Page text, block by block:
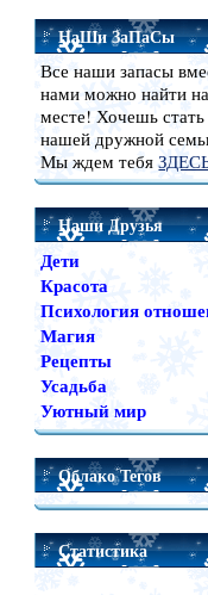
НаШи ЗаПаСы
Все наши запасы
нами можно найти
месте! Хочешь
нашей дружной
Мы ждем тебя
Наши Друзья
Дети
Красота
Психология
Магия
Рецепты
Усадьба
Уютный мир
Облако Тегов
Статистика